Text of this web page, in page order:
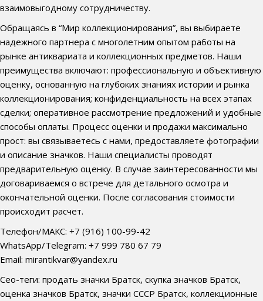
взаимовыгодному сотрудничеству.
Обращаясь в “Мир коллекционирования”, вы выбираете
надежного партнера с многолетним опытом работы на
рынке антиквариата и коллекционных предметов. Наши
преимущества включают: профессиональную и объективную
оценку, основанную на глубоких знаниях истории и рынка
коллекционирования; конфиденциальность на всех этапах
сделки; оперативное рассмотрение предложений и удобные
способы оплаты. Процесс оценки и продажи максимально
прост: вы связываетесь с нами, предоставляете фотографии
и описание значков. Наши специалисты проводят
предварительную оценку. В случае заинтересованности мы
договариваемся о встрече для детального осмотра и
окончательной оценки. После согласования стоимости
происходит расчет.
Телефон/МАКС: +7 (916) 100-99-42
WhatsApp/Telegram: +7 999 780 67 79
Email: mirantikvar@yandex.ru
Сео-теги: продать значки Братск, скупка значков Братск,
оценка значков Братск, значки СССР Братск, коллекционные